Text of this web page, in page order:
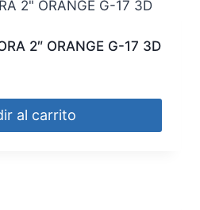
2″ ORANGE G-17 3D
al carrito